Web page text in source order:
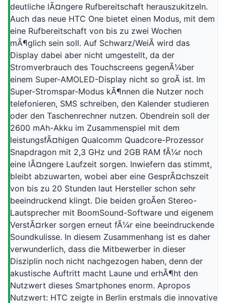
deutliche lÃ¤ngere Rufbereitschaft herauszukitzeln.
Auch das neue HTC One bietet einen Modus, mit dem
eine Rufbereitschaft von bis zu zwei Wochen
mÃ¶glich sein soll. Auf Schwarz/WeiÃ wird das
Display dabei aber nicht umgestellt, da der
Stromverbrauch des Touchscreens gegenÃ¼ber
einem Super-AMOLED-Display nicht so groÃ ist. Im
Super-Stromspar-Modus kÃ¶nnen die Nutzer noch
telefonieren, SMS schreiben, den Kalender studieren
oder den Taschenrechner nutzen. Obendrein soll der
2600 mAh-Akku im Zusammenspiel mit dem
leistungsfÃ¤higen Qualcomm Quadcore-Prozessor
Snapdragon mit 2,3 GHz und 2GB RAM fÃ¼r noch
eine lÃ¤ngere Laufzeit sorgen. Inwiefern das stimmt,
bleibt abzuwarten, wobei aber eine GesprÃ¤chszeit
von bis zu 20 Stunden laut Hersteller schon sehr
beeindruckend klingt. Die beiden groÃen Stereo-
Lautsprecher mit BoomSound-Software und eigenem
VerstÃ¤rker sorgen erneut fÃ¼r eine beeindruckende
Soundkulisse. In diesem Zusammenhang ist es daher
verwunderlich, dass die Mitbewerber in dieser
Disziplin noch nicht nachgezogen haben, denn der
akustische Auftritt macht Laune und erhÃ¶ht den
Nutzwert dieses Smartphones enorm. Apropos
Nutzwert: HTC zeigte in Berlin erstmals die innovative